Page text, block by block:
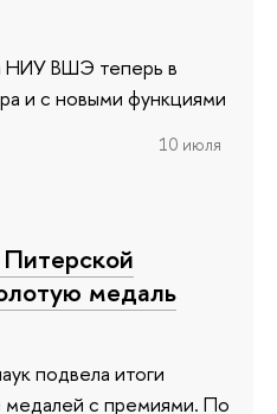
НИУ ВШЭ теперь в
и с новыми функциями
10 июля
медаль
подвела итоги
медалей с премиями. По